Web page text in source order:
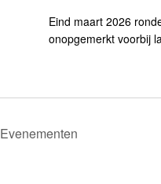
Eind maart 2026
onopgemerkt voorbij
Evenementen